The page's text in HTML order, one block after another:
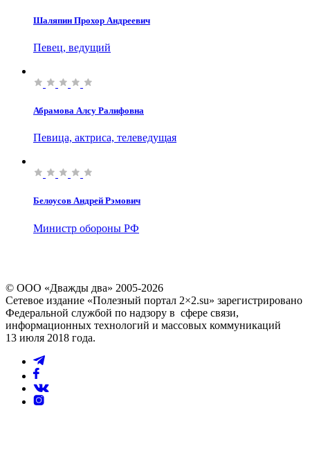
Шаляпин Прохор Андреевич
Певец, ведущий
Абрамова Алсу Ралифовна
Певица, актриса, телеведущая
Белоусов Андрей Рэмович
Министр обороны РФ
© ООО «Дважды два» 2005-2026
Сетевое издание «Полезный портал 2×2.su» зарегистрировано
Федеральной службой по надзору в сфере связи,
информационных технологий и массовых коммуникаций
13 июля 2018 года.